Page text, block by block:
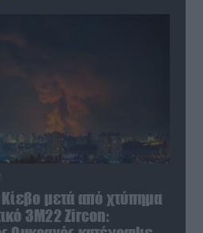
μετά από χτύπημα
3M22 Zircon: